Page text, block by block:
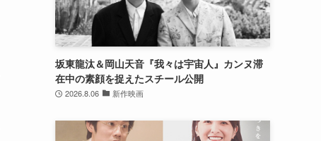
坂東龍汰＆岡山天音『我々は宇宙人』カンヌ滞
在中の素顔を捉えたスチール公開
2026.8.06 新作映画